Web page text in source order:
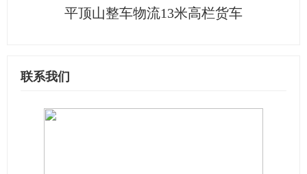
平顶山整车物流13米高栏货车
联系我们